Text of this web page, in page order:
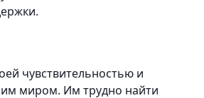
чувствительностью и
миром. Им трудно найти